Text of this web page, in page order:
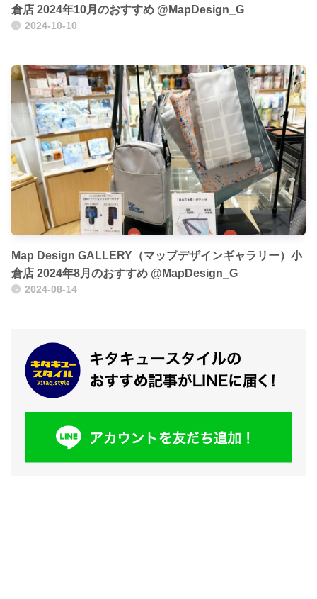
倉店 2024年10月のおすすめ @MapDesign_G
2024-10-10
Map Design GALLERY（マップデザインギャラリー）小
倉店 2024年8月のおすすめ @MapDesign_G
2024-08-14